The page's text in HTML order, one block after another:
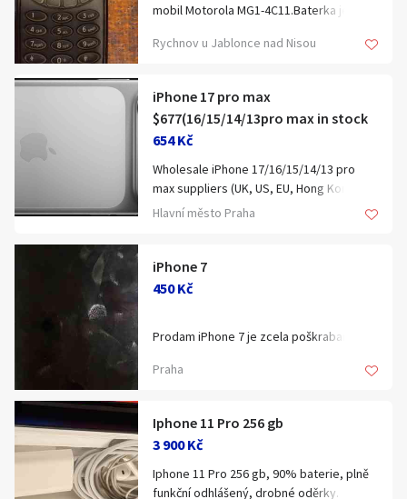
mobil Motorola MG1-4C11.Baterka je
funkční,zachovalý
Rychnov u Jablonce nad Nisou
iPhone 17 pro max
$677(16/15/14/13pro max in stock
654 Kč
Wholesale iPhone 17/16/15/14/13 pro
max suppliers (UK, US, EU, Hong Kong
specifications)
FOR BUYING UPTO 6UNITS)
BUY WITH CONFIDENCE, 100%
1 x USB-C charging cable
1 x SIM card ejector
1 x free screen protector
Customer satisfaction is extremely
Hlavní město Praha
iPhone 7
450 Kč
Prodam iPhone 7 je zcela poškrabanej
Baterka:81%
Pište na whatsapp
Praha
Iphone 11 Pro 256 gb
3 900 Kč
Iphone 11 Pro 256 gb, 90% baterie, plně
funkční odhlášený, drobné oděrky.